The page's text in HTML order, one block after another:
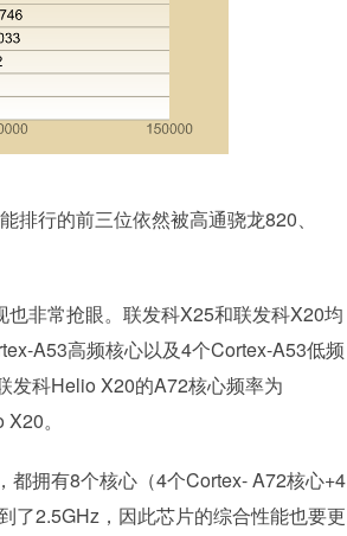
行的前三位依然被高通骁龙820、
非常抢眼。联发科X25和联发科X20均
A53高频核心以及4个Cortex-A53低频
发科Helio X20的A72核心频率为
。
拥有8个核心（4个Cortex- A72核心+4
了2.5GHz，因此芯片的综合性能也要更